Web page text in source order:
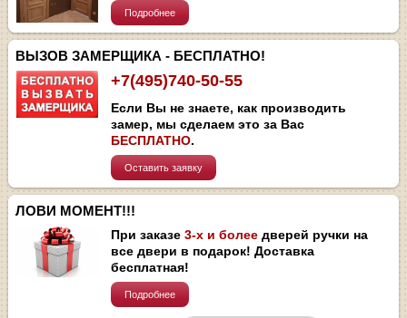
Подробнее
ВЫЗОВ ЗАМЕРЩИКА - БЕСПЛАТНО!
+7(495)740-50-55
Если Вы не знаете, как производить
замер, мы сделаем это за Вас
БЕСПЛАТНО.
Оставить заявку
ЛОВИ МОМЕНТ!!!
При заказе3-х и более дверей ручки на
все двери в подарок! Доставка
бесплатная!
Подробнее